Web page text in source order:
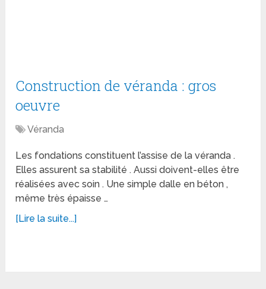
Construction de véranda : gros
oeuvre
Véranda
Les fondations constituent l’assise de la véranda .
Elles assurent sa stabilité . Aussi doivent-elles être
réalisées avec soin . Une simple dalle en béton ,
même très épaisse …
[Lire la suite...]